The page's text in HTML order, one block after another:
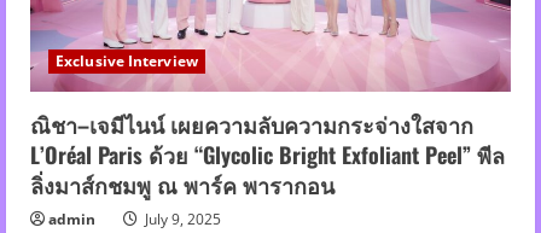
ได้
ร่วม
กับ
บริษัท
Choknan
มอบ
ทุน
การ
ศึกษา
ให้
กับ
นักเรียน
Exclusive Interview
ณิชา–เจมีไนน์ เผยความลับความกระจ่างใสจาก
L’Oréal Paris ด้วย “Glycolic Bright Exfoliant Peel” พีล
ลิ่งมาส์กชมพู ณ พาร์ค พารากอน
admin July 9, 2025